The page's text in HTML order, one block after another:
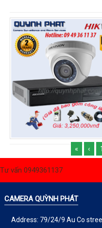
« ‹ 1
Tư vấn 0949361137
CAMERA QUỲNH PHÁT
Address: 79/24/9 Au Co